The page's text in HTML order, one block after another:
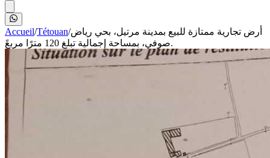
Accueil/Tétouan/أرض تجارية ممتازة للبيع بمدينة مرتيل، بحي رياض
صوفي، بمساحة إجمالية تبلغ 120 مترًا مربعً.